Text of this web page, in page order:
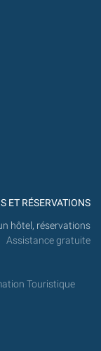
ET RÉSERVATIONS
hôtel, réservations
Assistance gratuite
Touristique